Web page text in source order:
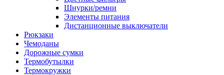
Шнурки/ремни
Элементы питания
Дистанционные выключатели
Рюкзаки
Чемоданы
Дорожные сумки
Термобутылки
Термокружки